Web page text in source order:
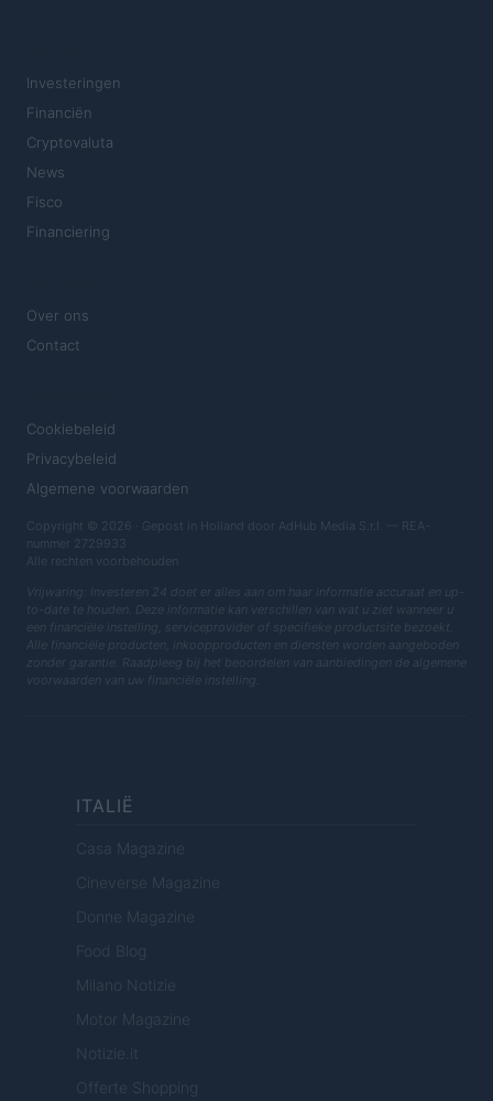
Investeringen
Financiën
Cryptovaluta
News
Fisco
Financiering
Over ons
Contact
Cookiebeleid
Privacybeleid
Algemene voorwaarden
Copyright © 2026 · Gepost in Holland door AdHub Media S.r.l. — REA-
nummer 2729933
Alle rechten voorbehouden
Vrijwaring: Investeren 24 doet er alles aan om haar informatie accuraat en up-
to-date te houden. Deze informatie kan verschillen van wat u ziet wanneer u
een financiële instelling, serviceprovider of specifieke productsite bezoekt.
Alle financiële producten, inkoopproducten en diensten worden aangeboden
zonder garantie. Raadpleeg bij het beoordelen van aanbiedingen de algemene
voorwaarden van uw financiële instelling.
ITALIË
Casa Magazine
Cineverse Magazine
Donne Magazine
Food Blog
Milano Notizie
Motor Magazine
Notizie.it
Offerte Shopping